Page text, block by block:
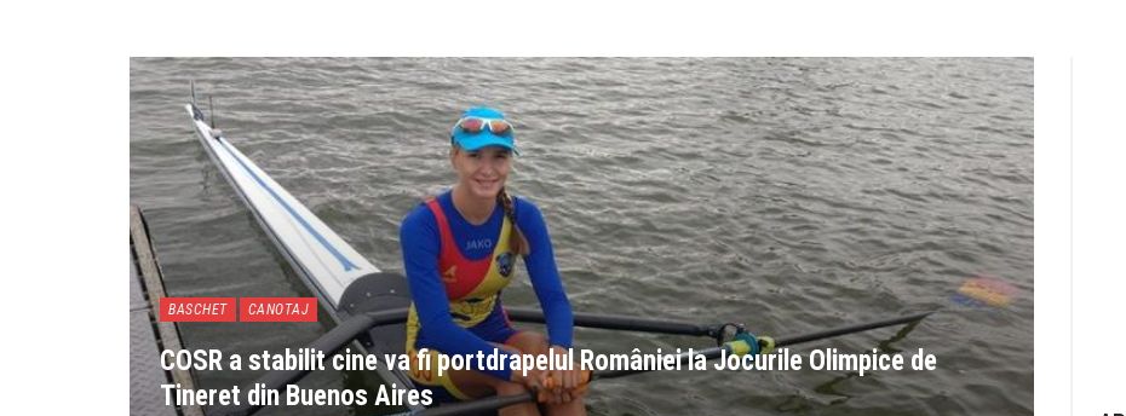
BASCHET CANOTAJ
COSR a stabilit cine va fi portdrapelul României la Jocurile Olimpice de
Tineret din Buenos Aires